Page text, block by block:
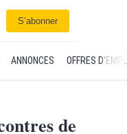
S’abonner
ANNONCES OFFRES
de